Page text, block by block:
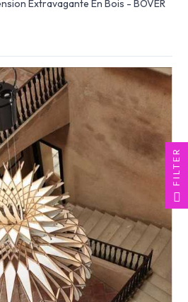
Extravagante En Bois - BOVER
FILTER